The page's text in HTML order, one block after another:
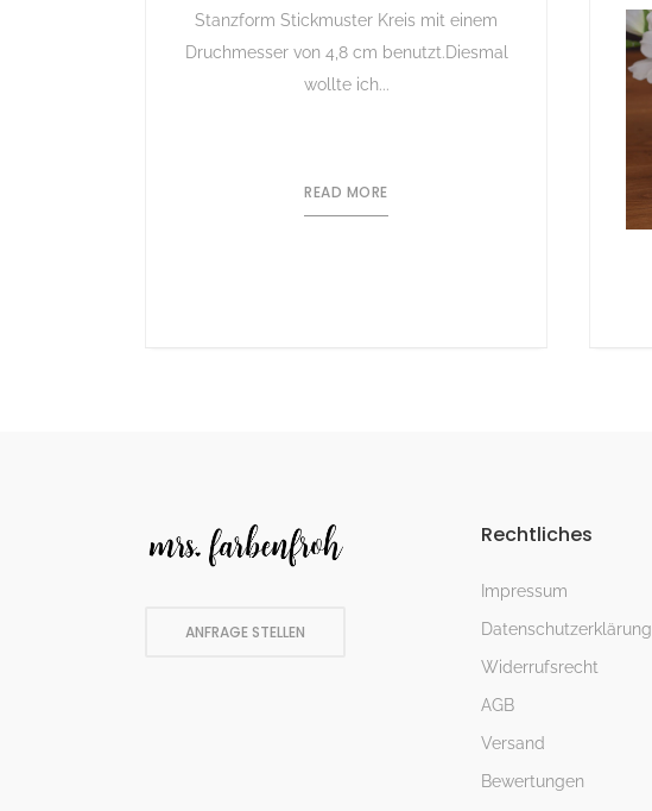
Stanzform Stickmuster Kreis mit einem
Druchmesser von 4,8 cm benutzt.Diesmal
wollte ich...
READ MORE
ANFRAGE STELLEN
Rechtliches
Impressum
Datenschutzerklärung
Widerrufsrecht
AGB
Versand
Bewertungen